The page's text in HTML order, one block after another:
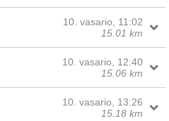
10. vasario, 11:02
15.01 km
10. vasario, 12:40
15.06 km
10. vasario, 13:26
15.18 km